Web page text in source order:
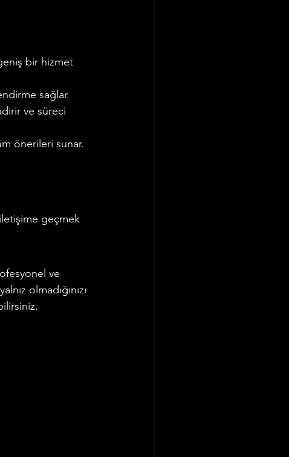
bir hizmet
sağlar.
ve süreci
önerileri sunar.
geçmek
ve
olmadığınızı